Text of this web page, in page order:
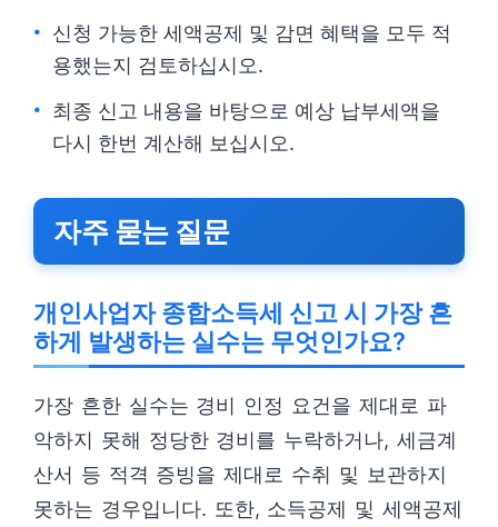
신청 가능한 세액공제 및 감면 혜택을 모두 적
용했는지 검토하십시오.
최종 신고 내용을 바탕으로 예상 납부세액을
다시 한번 계산해 보십시오.
자주 묻는 질문
개인사업자 종합소득세 신고 시 가장 흔
하게 발생하는 실수는 무엇인가요?
가장 흔한 실수는 경비 인정 요건을 제대로 파
악하지 못해 정당한 경비를 누락하거나, 세금계
산서 등 적격 증빙을 제대로 수취 및 보관하지
못하는 경우입니다. 또한, 소득공제 및 세액공제